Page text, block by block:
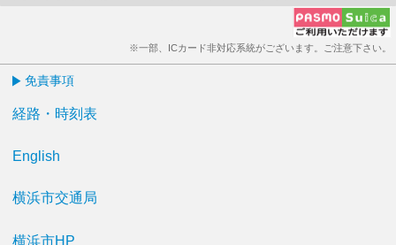
※一部、ICカード非対応系統がございます。ご注意下さい。
免責事項
経路・時刻表
English
横浜市交通局
横浜市HP